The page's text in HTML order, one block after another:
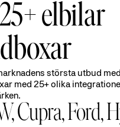
elbilar
största utbud
med 25+ olika
Cupra, Ford,